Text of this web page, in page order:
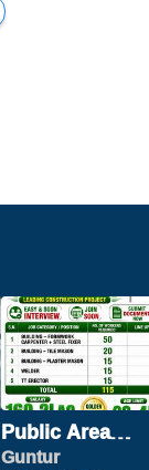
Public Area
Cleaner
Guntur